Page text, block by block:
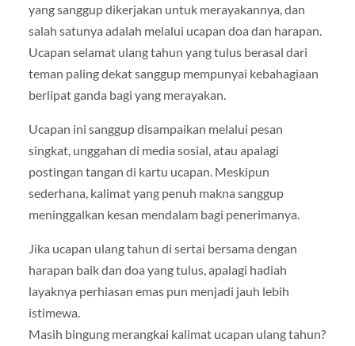
yang sanggup dikerjakan untuk merayakannya, dan
salah satunya adalah melalui ucapan doa dan harapan.
Ucapan selamat ulang tahun yang tulus berasal dari
teman paling dekat sanggup mempunyai kebahagiaan
berlipat ganda bagi yang merayakan.
Ucapan ini sanggup disampaikan melalui pesan
singkat, unggahan di media sosial, atau apalagi
postingan tangan di kartu ucapan. Meskipun
sederhana, kalimat yang penuh makna sanggup
meninggalkan kesan mendalam bagi penerimanya.
Jika ucapan ulang tahun di sertai bersama dengan
harapan baik dan doa yang tulus, apalagi hadiah
layaknya perhiasan emas pun menjadi jauh lebih
istimewa.
Masih bingung merangkai kalimat ucapan ulang tahun?